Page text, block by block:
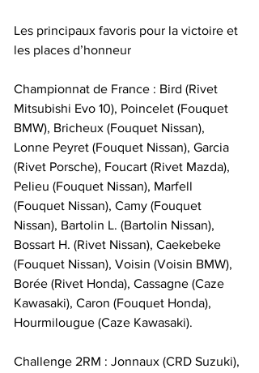
Les principaux favoris pour la victoire et
les places d’honneur
Championnat de France : Bird (Rivet
Mitsubishi Evo 10), Poincelet (Fouquet
BMW), Bricheux (Fouquet Nissan),
Lonne Peyret (Fouquet Nissan), Garcia
(Rivet Porsche), Foucart (Rivet Mazda),
Pelieu (Fouquet Nissan), Marfell
(Fouquet Nissan), Camy (Fouquet
Nissan), Bartolin L. (Bartolin Nissan),
Bossart H. (Rivet Nissan), Caekebeke
(Fouquet Nissan), Voisin (Voisin BMW),
Borée (Rivet Honda), Cassagne (Caze
Kawasaki), Caron (Fouquet Honda),
Hourmilougue (Caze Kawasaki).
Challenge 2RM : Jonnaux (CRD Suzuki),